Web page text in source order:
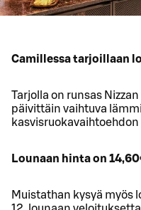
Camillessa tarjoillaan
Tarjolla on runsas
päivittäin vaihtuva
kasvisruokavaihtoehdon
Lounaan hinta on
Muistathan kysyä myös